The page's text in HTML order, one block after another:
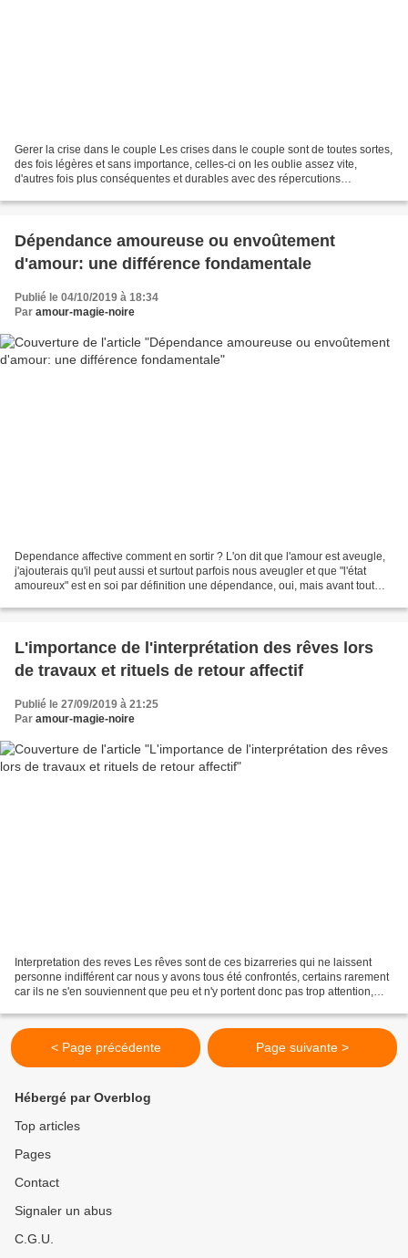
Gerer la crise dans le couple Les crises dans le couple sont de toutes sortes,
des fois légères et sans importance, celles-ci on les oublie assez vite,
d'autres fois plus conséquentes et durables avec des répercutions
Dépendance amoureuse ou envoûtement
d'amour: une différence fondamentale
Publié le 04/10/2019 à 18:34
Par amour-magie-noire
Dependance affective comment en sortir ? L'on dit que l'amour est aveugle,
j'ajouterais qu'il peut aussi et surtout parfois nous aveugler et que "l'état
amoureux" est en soi par définition une dépendance, oui, mais avant tout
L'importance de l'interprétation des rêves lors
de travaux et rituels de retour affectif
Publié le 27/09/2019 à 21:25
Par amour-magie-noire
Interpretation des reves Les rêves sont de ces bizarreries qui ne laissent
personne indifférent car nous y avons tous été confrontés, certains rarement
car ils ne s'en souviennent que peu et n'y portent donc pas trop attention,
< Page précédente Page suivante >
Hébergé par Overblog
Top articles
Pages
Contact
Signaler un abus
C.G.U.